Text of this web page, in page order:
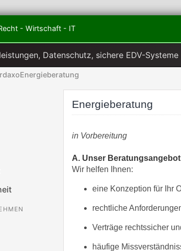
- Wirtschaft - IT
Datenschutz, sichere EDV-Systeme
Energieberatung
in Vorbereitung
A. Unser Beratungsangebot
Wir helfen Ihnen:
eine Konzeption für Ihr
rechtliche
Verträge rechtssicher
häufige